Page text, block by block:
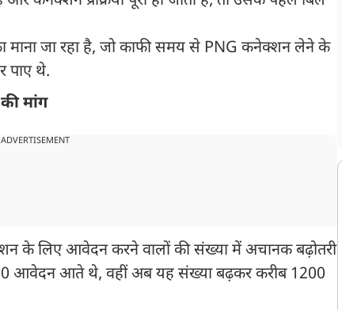
माना जा रहा है, जो काफी समय से PNG कनेक्शन लेने के
पाए थे.
मांग
ADVERTISEMENT
के लिए आवेदन करने वालों की संख्या में अचानक बढ़ोतरी
आवेदन आते थे, वहीं अब यह संख्या बढ़कर करीब 1200